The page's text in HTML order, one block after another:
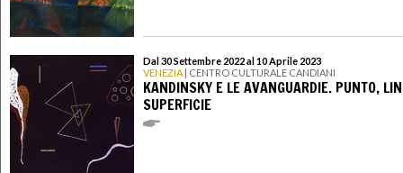
Dal 30 Settembre 2022 al 10 Aprile 2023
VENEZIA | CENTRO CULTURALE CANDIANI
KANDINSKY E LE AVANGUARDIE. PUNTO,
SUPERFICIE